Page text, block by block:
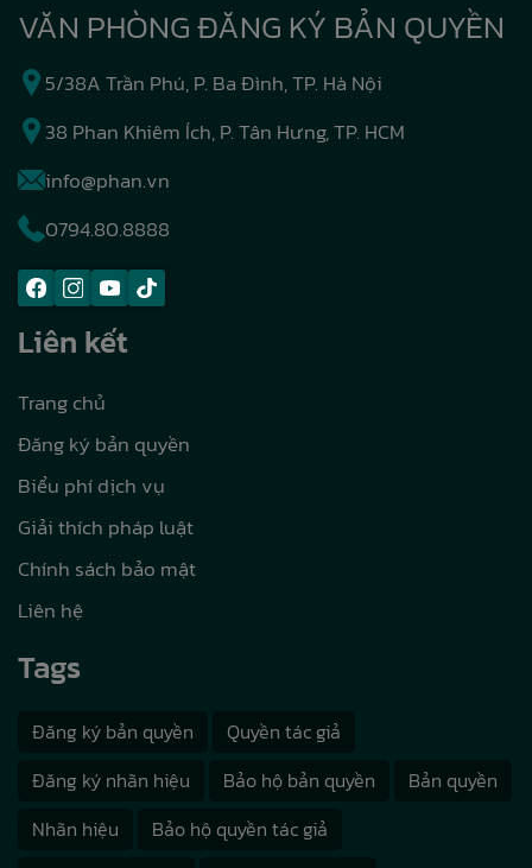
VĂN PHÒNG ĐĂNG KÝ BẢN QUYỀN
5/38A Trần Phú, P. Ba Đình, TP. Hà Nội
38 Phan Khiêm Ích, P. Tân Hưng, TP. HCM
info@phan.vn
0794.80.8888
Liên kết
Trang chủ
Đăng ký bản quyền
Biểu phí dịch vụ
Giải thích pháp luật
Chính sách bảo mật
Liên hệ
Tags
Đăng ký bản quyền
Quyền tác giả
Đăng ký nhãn hiệu
Bảo hộ bản quyền
Bản quyền
Nhãn hiệu
Bảo hộ quyền tác giả